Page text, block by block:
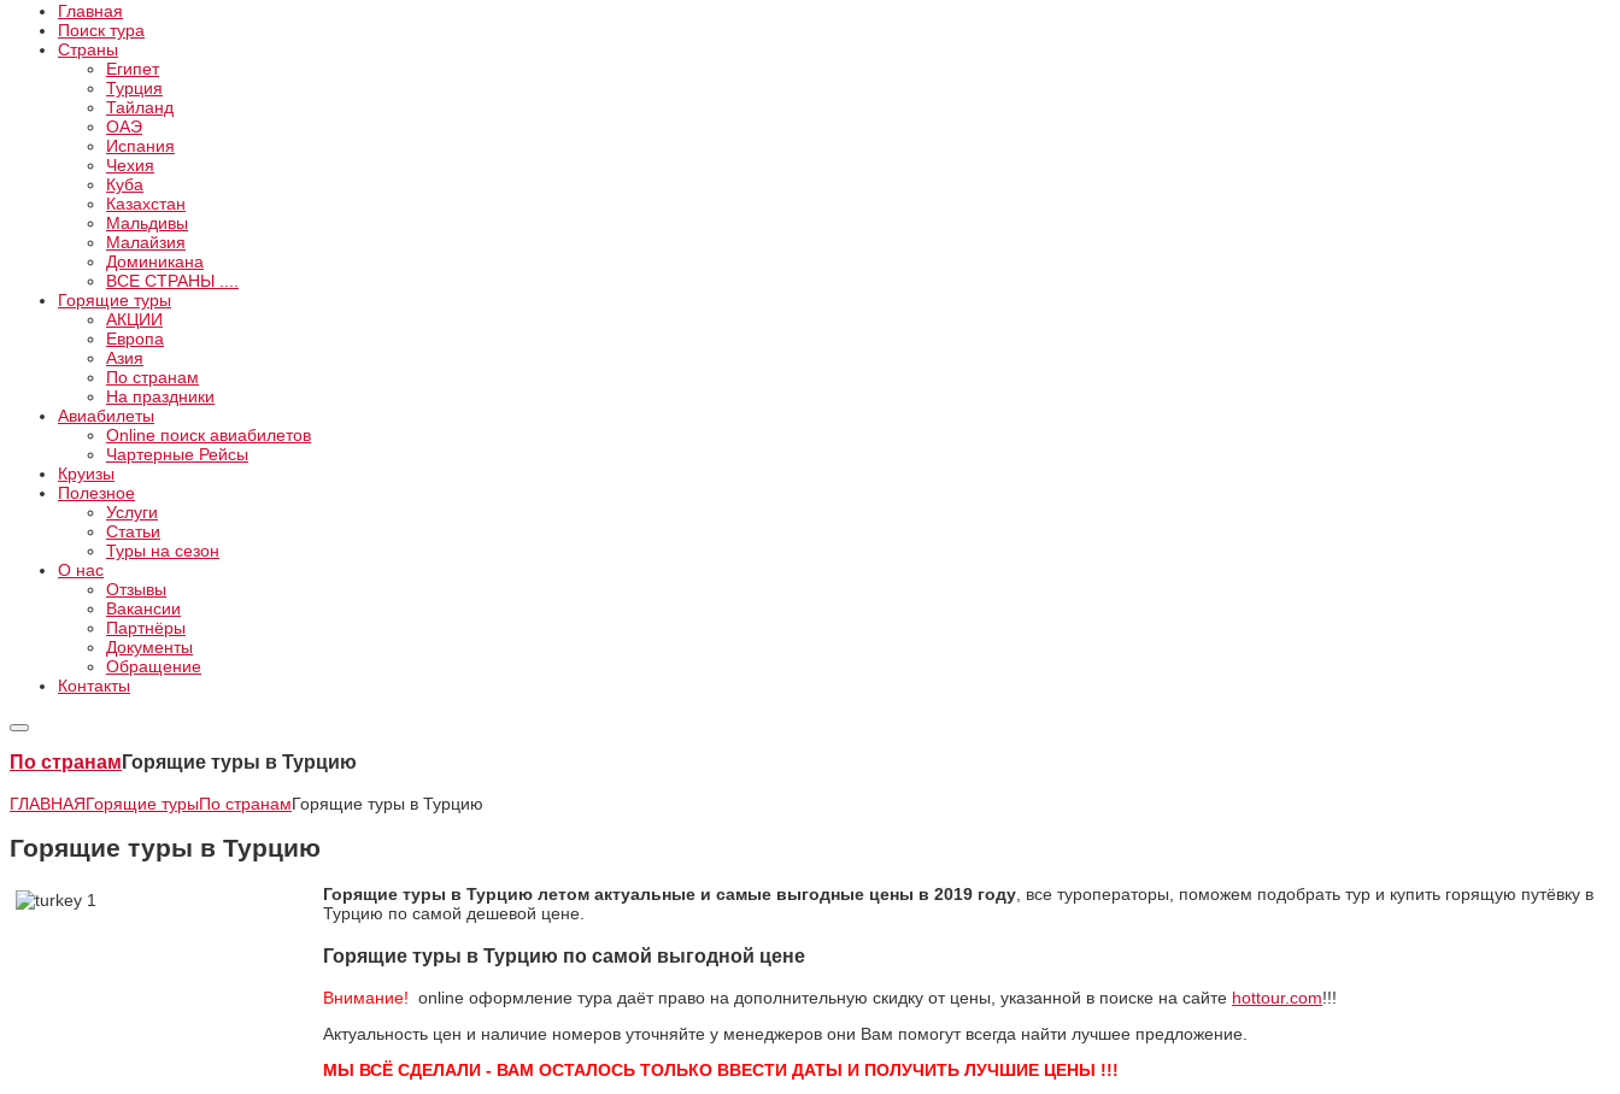
Главная
Поиск тура
Страны
Египет
Турция
Тайланд
ОАЭ
Испания
Чехия
Куба
Казахстан
Мальдивы
Малайзия
Доминикана
ВCE СТРАНЫ ....
Горящие туры
АКЦИИ
Европа
Азия
По странам
На праздники
Авиабилеты
Online поиск авиабилетов
Чартерные Рейсы
Круизы
Полезное
Услуги
Статьи
Туры на сезон
О нас
Отзывы
Вакансии
Партнёры
Документы
Обращение
Контакты
По странам Горящие туры в Турцию
ГЛАВНАЯГорящие турыПо странамГорящие туры в Турцию
Горящие туры в Турцию
Горящие туры в Турцию летом актуальные и самые выгодные цены в 2019 году , все туроператоры, поможем подобрать тур и купить горящую путёвку в
Турцию по самой дешевой цене.
Горящие туры в Турцию по самой выгодной цене
Внимание! online оформление тура даёт право на дополнительную скидку от цены, указанной в поиске на сайте hottour.com!!!
Актуальность цен и наличие номеров уточняйте у менеджеров они Вам помогут всегда найти лучшее предложение.
МЫ ВСЁ СДЕЛАЛИ - ВАМ ОСТАЛОСЬ ТОЛЬКО ВВЕСТИ ДАТЫ И ПОЛУЧИТЬ ЛУЧШИЕ ЦЕНЫ !!!